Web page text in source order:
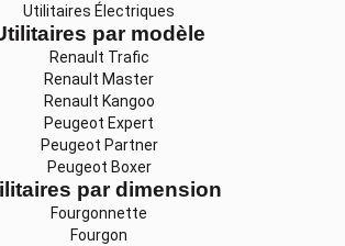
Utilitaires Électriques
par modèle
Renault Trafic
Renault Master
Renault Kangoo
Peugeot Expert
Peugeot Partner
Peugeot Boxer
par dimension
Fourgonnette
Fourgon